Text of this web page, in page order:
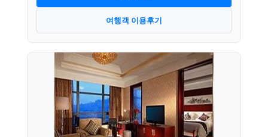
여행객 이용후기